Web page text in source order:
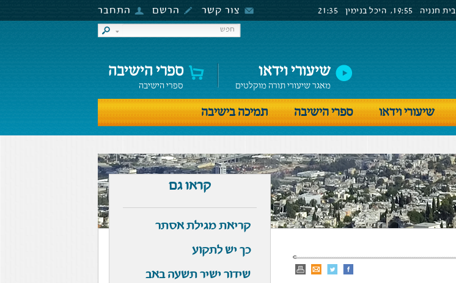
בית חנניה היכל בנימין צור קשר הרשם התחבר
שיעורי וידאו
מאגר שיעורי תורה מוקלטים
ספרי הישיבה
ספרי הישיבה
שיעורי וידאו ספרי הישיבה
תמיכה בישיבה
קראו גם
קריאת מגילת אסתר
כך יש לתקוע
שידור ישיר תשעה באב